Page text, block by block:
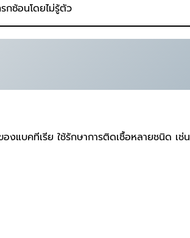
รกซ้อนโดยไม่รู้ตัว
แบคทีเรีย ใช้รักษาการติดเชื้อหลายชนิด เช่น